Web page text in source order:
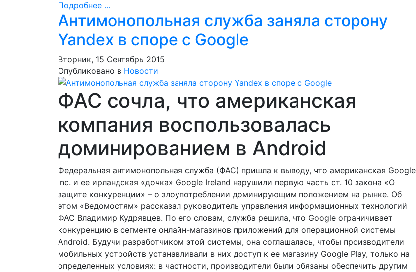
Подробнее ...
Антимонопольная служба заняла сторону
Yandex в споре с Google
Вторник, 15 Сентябрь 2015
Опубликовано в Новости
ФАС сочла, что американская
компания воспользовалась
доминированием в Android
Федеральная антимонопольная служба (ФАС) пришла к выводу, что американская Google
Inc. и ее ирландская «дочка» Google Ireland нарушили первую часть ст. 10 закона «О
защите конкуренции» – о злоупотреблении доминирующим положением на рынке. Об
этом «Ведомостям» рассказал руководитель управления информационных технологий
ФАС Владимир Кудрявцев. По его словам, служба решила, что Google ограничивает
конкуренцию в сегменте онлайн-магазинов приложений для операционной системы
Android. Будучи разработчиком этой системы, она соглашалась, чтобы производители
мобильных устройств устанавливали в них доступ к ее магазину Google Play, только на
определенных условиях: в частности, производители были обязаны обеспечить другим